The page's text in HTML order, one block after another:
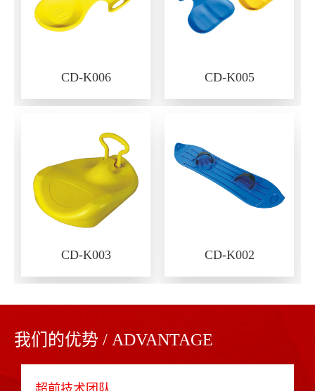
CD-K006 CD-K005
CD-K003 CD-K002
我们的优势 / ADVANTAGE